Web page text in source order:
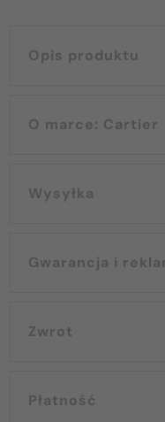
Opis produktu
O marce: Cartier
Wysyłka
Gwarancja i
Zwrot
Płatność